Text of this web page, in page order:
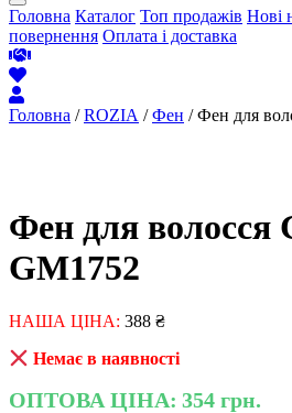
Головна Каталог Топ продажів Нові
повернення Оплата і доставка
Головна /ROZIA /Фен / Фен для
Фен для волосся
GM1752
НАША ЦІНА: 388 ₴
Немає в наявності
ОПТОВА ЦІНА: 354 грн.